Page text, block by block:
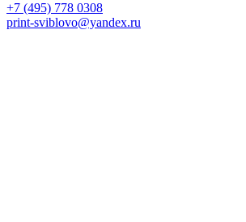
+7 (495) 778 0308
print-sviblovo@yandex.ru